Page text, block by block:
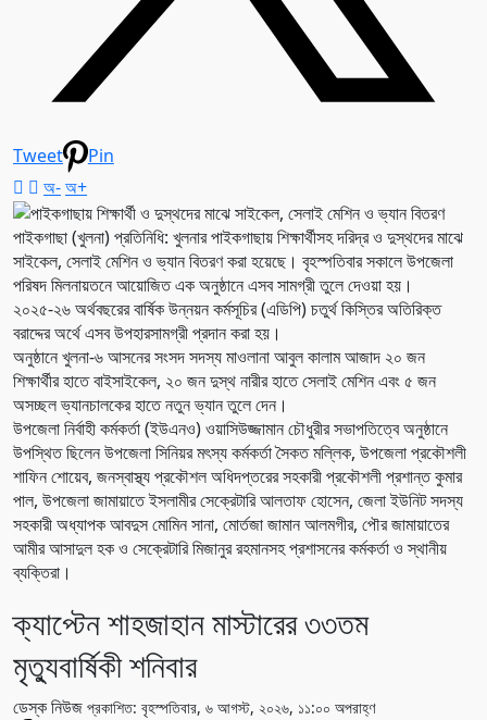
Tweet
Pin
অ-অ+
পাইকগাছা (খুলনা) প্রতিনিধি: খুলনার পাইকগাছায় শিক্ষার্থীসহ দরিদ্র ও দুস্থদের মাঝে
সাইকেল, সেলাই মেশিন ও ভ্যান বিতরণ করা হয়েছে। বৃহস্পতিবার সকালে উপজেলা
পরিষদ মিলনায়তনে আয়োজিত এক অনুষ্ঠানে এসব সামগ্রী তুলে দেওয়া হয়।
২০২৫-২৬ অর্থবছরের বার্ষিক উন্নয়ন কর্মসূচির (এডিপি) চতুর্থ কিস্তির অতিরিক্ত
বরাদ্দের অর্থে এসব উপহারসামগ্রী প্রদান করা হয়।
অনুষ্ঠানে খুলনা-৬ আসনের সংসদ সদস্য মাওলানা আবুল কালাম আজাদ ২০ জন
শিক্ষার্থীর হাতে বাইসাইকেল, ২০ জন দুস্থ নারীর হাতে সেলাই মেশিন এবং ৫ জন
অসচ্ছল ভ্যানচালকের হাতে নতুন ভ্যান তুলে দেন।
উপজেলা নির্বাহী কর্মকর্তা (ইউএনও) ওয়াসিউজ্জামান চৌধুরীর সভাপতিত্বে অনুষ্ঠানে
উপস্থিত ছিলেন উপজেলা সিনিয়র মৎস্য কর্মকর্তা সৈকত মল্লিক, উপজেলা প্রকৌশলী
শাফিন শোয়েব, জনস্বাস্থ্য প্রকৌশল অধিদপ্তরের সহকারী প্রকৌশলী প্রশান্ত কুমার
পাল, উপজেলা জামায়াতে ইসলামীর সেক্রেটারি আলতাফ হোসেন, জেলা ইউনিট সদস্য
সহকারী অধ্যাপক আবদুস মোমিন সানা, মোর্তজা জামান আলমগীর, পৌর জামায়াতের
আমীর আসাদুল হক ও সেক্রেটারি মিজানুর রহমানসহ প্রশাসনের কর্মকর্তা ও স্থানীয়
ব্যক্তিরা।
ক্যাপ্টেন শাহজাহান মাস্টারের ৩৩তম
মৃত্যুবার্ষিকী শনিবার
ডেস্ক নিউজ প্রকাশিত: বৃহস্পতিবার, ৬ আগস্ট, ২০২৬, ১১:০০ অপরাহ্ণ